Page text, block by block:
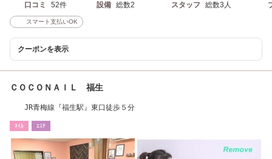
口コミ 52件 設備 総数2 スタッフ 総数3人
スマート支払いOK
クーポンを表示
ＣＯＣＯＮＡＩＬ 福生
JR青梅線『福生駅』東口徒歩５分
ﾈｲﾙ ｴｽﾃ